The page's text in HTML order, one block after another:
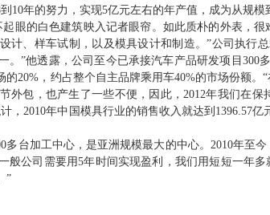
年的努力，实现5亿元左右的年产值，成为从规模
的白色建筑映入记者眼帘。如此质朴的外表，很
计、样车试制，以及模具设计和制造。”公司执行
”他透露，公司至今已承接汽车产品研发项目300
20%，约占整个自主品牌乘用车40%的市场份额
外包，也产生了一些不便，因此，2012年我们在
，2010年中国模具行业的销售收入就达到1396.57
台加工中心，是亚洲规模最大的中心。2010年至
般公司需要用5年时间实现盈利，我们用短短一年
”